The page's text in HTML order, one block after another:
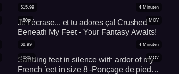
seulement d'adorer
MOV
480p
$15.99 4 Minuten
Je t'écrase... et tu adores ça! Crushed
Beneath My Feet - Your Fantasy Awaits!
MOV
1080p
$8.99 4 Minuten
Sanding feet in silence with ardor of my
French feet in size 8 -Ponçage de pieds